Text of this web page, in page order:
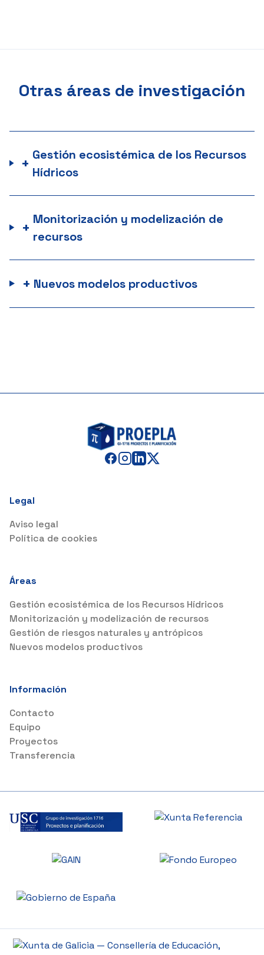
Otras áreas de investigación
+ Gestión ecosistémica de los Recursos
Hídricos
+ Monitorización y modelización de
recursos
+ Nuevos modelos productivos
Legal
Aviso legal
Política de cookies
Áreas
Gestión ecosistémica de los Recursos Hídricos
Monitorización y modelización de recursos
Gestión de riesgos naturales y antrópicos
Nuevos modelos productivos
Información
Contacto
Equipo
Proyectos
Transferencia